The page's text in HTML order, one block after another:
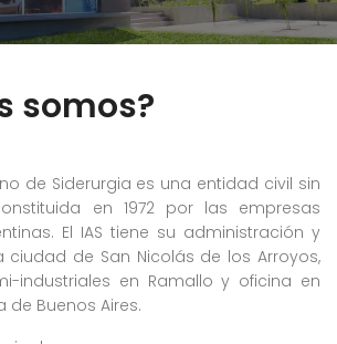
somos?
de Siderurgia es una entidad civil sin
en 1972 por las empresas
El IAS tiene su administración y
ciudad de San Nicolás de los Arroyos,
industriales en Ramallo y oficina en
Buenos Aires.